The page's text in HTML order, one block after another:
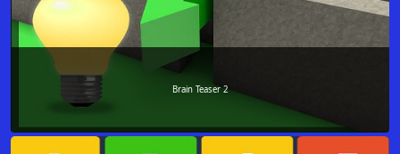
Brain Teaser 2